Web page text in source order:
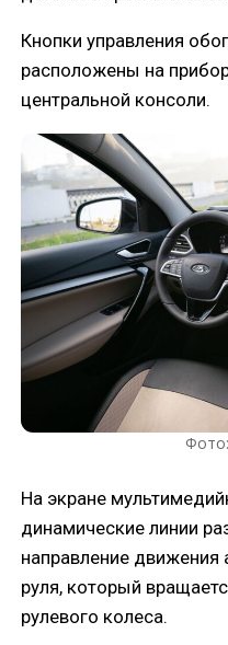
Кнопки управления
расположены на
центральной консоли.
На экране
динамические линии
направление движения
руля, который
рулевого колеса.